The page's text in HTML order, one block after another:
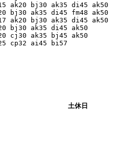
ak20 bj30 ak35 di45 ak50
bj30 ak35 di45 fm48 ak50
ak20 bj30 ak35 di45 ak50
bj30 ak35 di45 ak50
cj30 ak35 bj45 ak50
cp32 ai45 bi57
土休日